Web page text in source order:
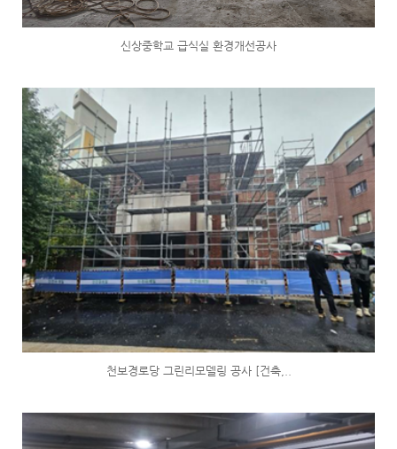
신상중학교 급식실 환경개선공사
천보경로당 그린리모델링 공사 [건축,..